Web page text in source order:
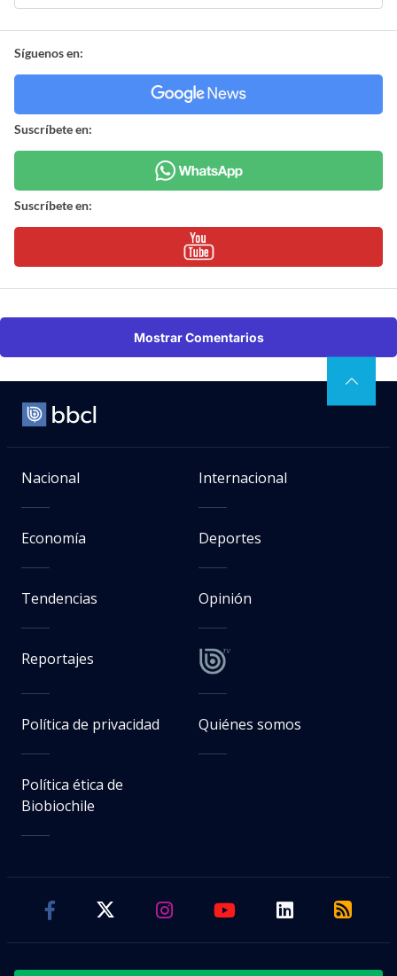
Síguenos en:
Suscríbete en:
Suscríbete en:
Mostrar Comentarios
Nacional Internacional
Economía Deportes
Tendencias Opinión
Reportajes
Política de privacidad Quiénes somos
Política ética de
Biobiochile